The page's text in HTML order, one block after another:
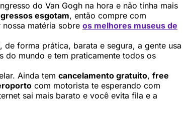
do Van Gogh na hora e não tinha mais
esgotam, então compre com
matéria sobre os melhores museus de
forma prática, barata e segura, a gente usa
do mundo e tem praticamente todos os
Ainda tem cancelamento gratuito, free
com motorista te esperando com
sai mais barato e você evita fila e a